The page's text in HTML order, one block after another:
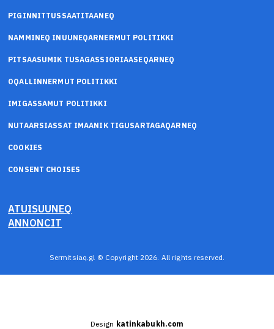
PIGINNITTUSSAATITAANEQ
NAMMINEQ INUUNEQARNERMUT POLITIKKI
PITSAASUMIK TUSAGASSIORIAASEQARNEQ
OQALLINNERMUT POLITIKKI
IMIGASSAMUT POLITIKKI
NUTAARSIASSAT IMAANIK TIGUSARTAGAQARNEQ
COOKIES
CONSENT CHOISES
ATUISUUNEQ
ANNONCIT
Sermitsiaq.gl © Copyright 2026. All rights reserved.
Design katinkabukh.com